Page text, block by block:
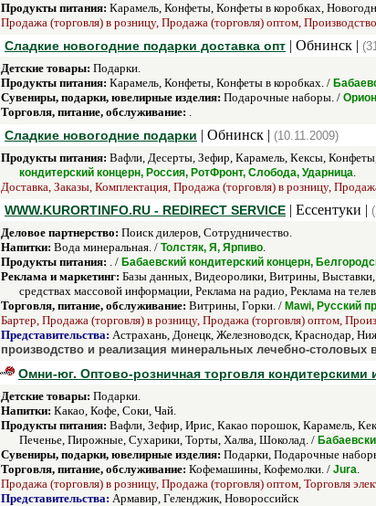
Продукты питания: Карамель, Конфеты, Конфеты в коробках,
Продажа (торговля) в розницу, Продажа (торговля) оптом,
Сладкие новогодние подарки доставка опт | Обнинск |
Детские товары: Подарки.
Продукты питания: Карамель, Конфеты, Конфеты в коробках. /
Сувениры, подарки, ювелирные изделия: Подарочные наборы. /
Торговля, питание, обслуживание: .
Сладкие новогодние подарки | Обнинск | (10.11.2009)
Продукты питания: Вафли, Десерты, Зефир, Карамель, Кексы,
кондитерский концерн, Россия, РотФронт, Слобода, Ударница.
Доставка, Заказы, Комплектация, Продажа (торговля) в розницу,
WWW.KURORTINFO.RU - REDIRECT SERVICE | Ессентуки |
Деловое партнерство: Поиск дилеров, Сотрудничество.
Напитки: Вода минеральная. / Толстяк, Я, Ярпиво.
Продукты питания: . / Бабаевский кондитерский концерн,
Реклама и маркетинг: Базы данных, Видеоролики, Витрины, Выставки,
средствах массовой информации, Реклама на радио, Реклама на
Торговля, питание, обслуживание: Витрины, Горки. / Mawi, Русский
Бартер, Продажа (торговля) в розницу, Продажа (торговля) оптом,
Представительства: Астрахань, Донецк, Железноводск, Краснодар,
производство и реализация минеральных лечебно-столовых
Омни-юг. Оптово-розничная торговля кондитерскими
Детские товары: Подарки.
Напитки: Какао, Кофе, Соки, Чай.
Продукты питания: Вафли, Зефир, Ирис, Какао порошок, Карамель,
Печенье, Пирожные, Сухарики, Торты, Халва, Шоколад. /
Сувениры, подарки, ювелирные изделия: Подарки, Подарочные
Торговля, питание, обслуживание: Кофемашины, Кофемолки. / Jura.
Продажа (торговля) в розницу, Продажа (торговля) оптом, Торговля
Представительства: Армавир, Геленджик, Новороссийск